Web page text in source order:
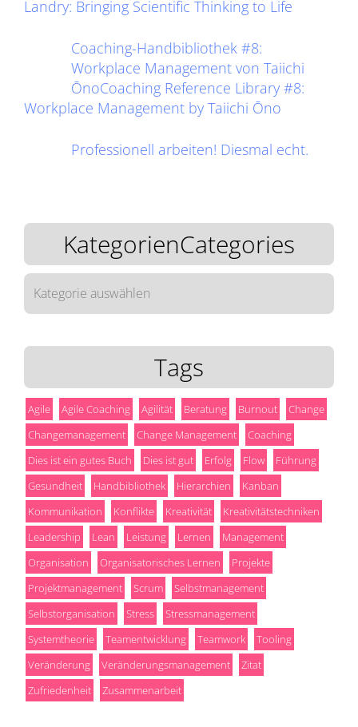
Landry: Bringing Scientific Thinking to Life
Coaching-Handbibliothek #8:
Workplace Management von Taiichi
ŌnoCoaching Reference Library #8:
Workplace Management by Taiichi Ōno
Professionell arbeiten! Diesmal echt.
KategorienCategories
KategorienCategories
Tags
Agile Agile Coaching Agilität Beratung Burnout
Change
Changemanagement
Change Management
Coaching
Dies ist ein gutes Buch
Dies ist gut Erfolg Flow
Führung
Gesundheit
Handbibliothek Hierarchien
Kanban
Kommunikation
Konflikte Kreativität
Kreativitätstechniken
Leadership
Lean Leistung Lernen
Management
Organisation
Organisatorisches Lernen
Projekte
Projektmanagement
Scrum
Selbstmanagement
Selbstorganisation
Stress
Stressmanagement
Systemtheorie
Teamentwicklung Teamwork
Tooling
Veränderung
Veränderungsmanagement
Zitat
Zufriedenheit
Zusammenarbeit